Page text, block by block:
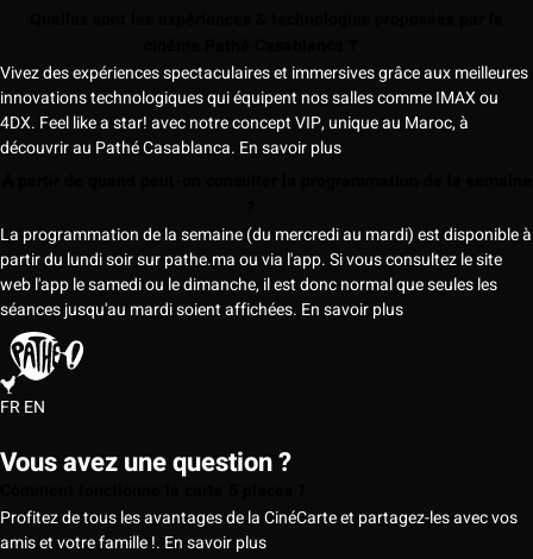
Vivez des expériences spectaculaires et immersives grâce aux meilleures
innovations technologiques qui équipent nos salles comme IMAX ou
4DX. Feel like a star! avec notre concept VIP, unique au Maroc, à
découvrir au Pathé Casablanca. En savoir plus
La programmation de la semaine (du mercredi au mardi) est disponible à
partir du lundi soir sur pathe.ma ou via l'app. Si vous consultez le site
web l'app le samedi ou le dimanche, il est donc normal que seules les
séances jusqu'au mardi soient affichées. En savoir plus
FREN
Vous avez une question ?
Profitez de tous les avantages de la CinéCarte et partagez-les avec vos
amis et votre famille !. En savoir plus